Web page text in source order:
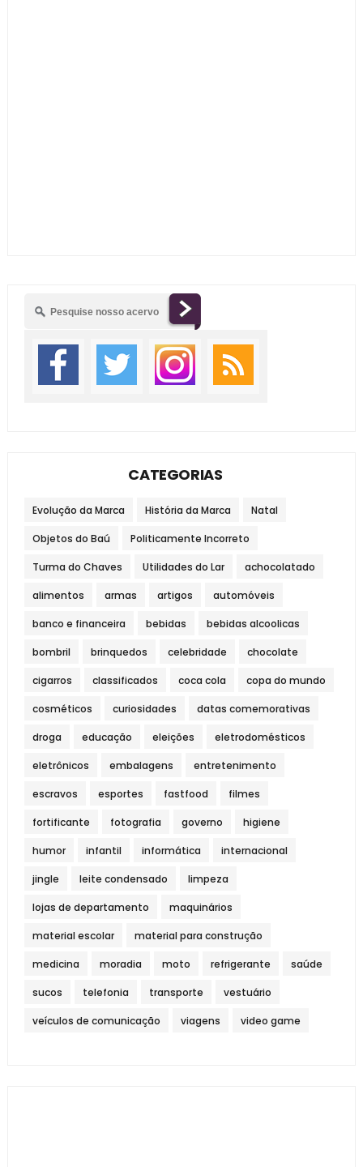
CATEGORIAS
Evolução da Marca História da Marca Natal
Objetos do Baú Politicamente Incorreto
Turma do Chaves Utilidades do Lar achocolatado
alimentos armas artigos automóveis
banco e financeira bebidas bebidas alcoolicas
bombril brinquedos celebridade chocolate
cigarros classificados coca cola copa do mundo
cosméticos curiosidades datas comemorativas
droga educação eleições eletrodomésticos
eletrônicos embalagens entretenimento
escravos esportes fastfood filmes
fortificante fotografia governo higiene
humor infantil informática internacional
jingle leite condensado limpeza
lojas de departamento maquinários
material escolar material para construção
medicina moradia moto refrigerante saúde
sucos telefonia transporte vestuário
veículos de comunicação viagens video game